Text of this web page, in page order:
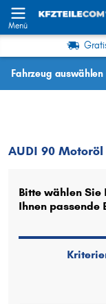
Menü
Fahrzeug auswählen
Wo finde ich die?
Hersteller wählen
AUDI 90 Motoröl
Bitte wählen
Ihnen passende